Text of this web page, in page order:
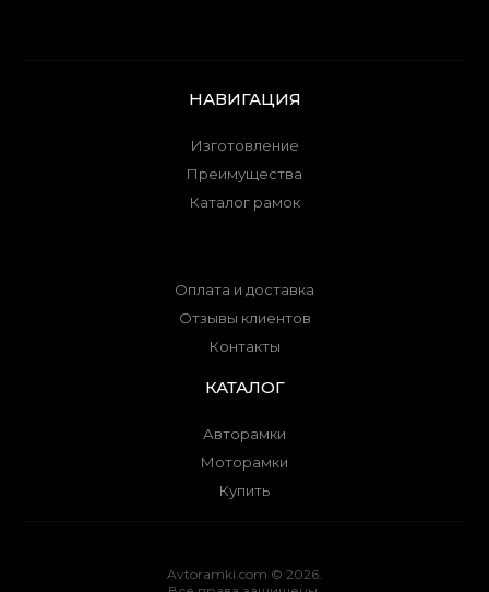
НАВИГАЦИЯ
Изготовление
Преимущества
Каталог рамок
Оплата и доставка
Отзывы клиентов
Контакты
КАТАЛОГ
Авторамки
Моторамки
Купить
Avtoramki.com © 2026.